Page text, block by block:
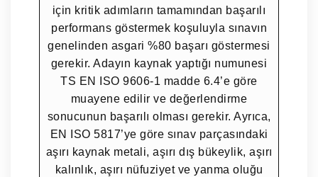
için kritik adımların tamamından başarılı
performans göstermek koşuluyla sınavın
genelinden asgari %80 başarı göstermesi
gerekir. Adayın kaynak yaptığı numunesi
TS EN ISO 9606-1 madde 6.4’e göre
muayene edilir ve değerlendirme
sonucunun başarılı olması gerekir. Ayrıca,
EN ISO 5817’ye göre sınav parçasındaki
aşırı kaynak metali, aşırı dış bükeylik, aşırı
kalınlık, aşırı nüfuziyet ve yanma oluğu